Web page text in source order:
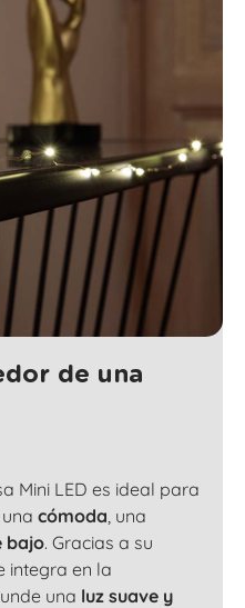
de una
Mini LED es ideal para
cómoda, una
bajo. Gracias a su
integra en la
una luz suave y